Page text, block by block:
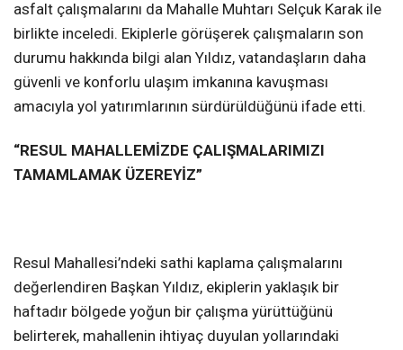
asfalt çalışmalarını da Mahalle Muhtarı Selçuk Karak ile
birlikte inceledi. Ekiplerle görüşerek çalışmaların son
durumu hakkında bilgi alan Yıldız, vatandaşların daha
güvenli ve konforlu ulaşım imkanına kavuşması
amacıyla yol yatırımlarının sürdürüldüğünü ifade etti.
“RESUL MAHALLEMİZDE ÇALIŞMALARIMIZI
TAMAMLAMAK ÜZEREYİZ”
Resul Mahallesi’ndeki sathi kaplama çalışmalarını
değerlendiren Başkan Yıldız, ekiplerin yaklaşık bir
haftadır bölgede yoğun bir çalışma yürüttüğünü
belirterek, mahallenin ihtiyaç duyulan yollarındaki